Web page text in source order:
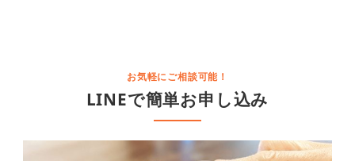
お気軽にご相談可能！
LINEで簡単お申し込み